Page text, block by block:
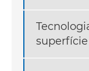
superfície